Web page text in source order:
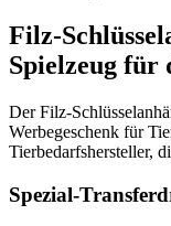
Filz-
Spielzeug für
Der Filz-
Werbegeschenk für
Tierbedarfshersteller,
Spezial-